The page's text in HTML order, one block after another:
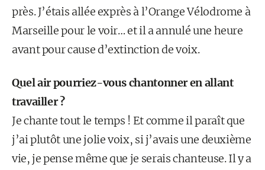
près. J’étais allée exprès à l’Orange Vélodrome à
Marseille pour le voir… et il a annulé une heure
avant pour cause d’extinction de voix.
Quel air pourriez-vous chantonner en allant
travailler ?
Je chante tout le temps ! Et comme il paraît que
j’ai plutôt une jolie voix, si j’avais une deuxième
vie, je pense même que je serais chanteuse. Il y a